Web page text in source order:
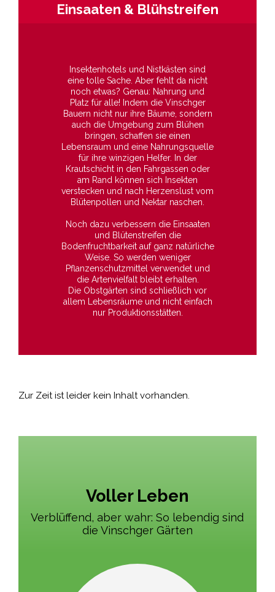
Einsaaten & Blühstreifen
Insektenhotels und Nistkästen sind
eine tolle Sache. Aber fehlt da nicht
noch etwas? Genau: Nahrung und
Platz für alle! Indem die Vinschger
Bauern nicht nur ihre Bäume, sondern
auch die Umgebung zum Blühen
bringen, schaffen sie einen
Lebensraum und eine Nahrungsquelle
für ihre winzigen Helfer. In der
Krautschicht in den Fahrgassen oder
am Rand können sich Insekten
verstecken und nach Herzenslust vom
Blütenpollen und Nektar naschen.
Noch dazu verbessern die Einsaaten
und Blütenstreifen die
Bodenfruchtbarkeit auf ganz natürliche
Weise. So werden weniger
Pflanzenschutzmittel verwendet und
die Artenvielfalt bleibt erhalten.
Die Obstgärten sind schließlich vor
allem Lebensräume und nicht einfach
nur Produktionsstätten.
Zur Zeit ist leider kein Inhalt vorhanden.
Voller Leben
Verblüffend, aber wahr: So lebendig sind
die Vinschger Gärten